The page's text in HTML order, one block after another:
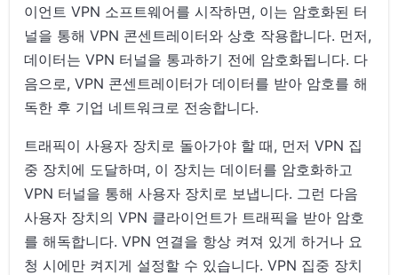
이언트 VPN 소프트웨어를 시작하면, 이는 암호화된 터
널을 통해 VPN 콘센트레이터와 상호 작용합니다. 먼저,
데이터는 VPN 터널을 통과하기 전에 암호화됩니다. 다
음으로, VPN 콘센트레이터가 데이터를 받아 암호를 해
독한 후 기업 네트워크로 전송합니다.
트래픽이 사용자 장치로 돌아가야 할 때, 먼저 VPN 집
중 장치에 도달하며, 이 장치는 데이터를 암호화하고
VPN 터널을 통해 사용자 장치로 보냅니다. 그런 다음
사용자 장치의 VPN 클라이언트가 트래픽을 받아 암호
를 해독합니다. VPN 연결을 항상 켜져 있게 하거나 요
청 시에만 켜지게 설정할 수 있습니다. VPN 집중 장치